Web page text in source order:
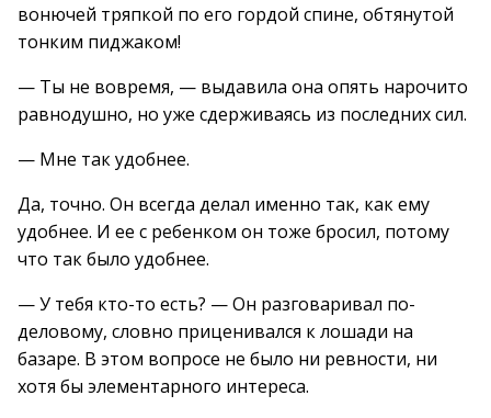
вонючей тряпкой по его гордой спине, обтянутой
тонким пиджаком!
— Ты не вовремя, — выдавила она опять нарочито
равнодушно, но уже сдерживаясь из последних сил.
— Мне так удобнее.
Да, точно. Он всегда делал именно так, как ему
удобнее. И ее с ребенком он тоже бросил, потому
что так было удобнее.
— У тебя кто-то есть? — Он разговаривал по-
деловому, словно приценивался к лошади на
базаре. В этом вопросе не было ни ревности, ни
хотя бы элементарного интереса.